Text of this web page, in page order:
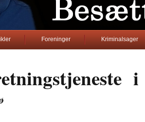
Foreninger Kriminalsager